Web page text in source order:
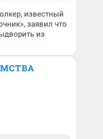
известный
заявил что
из